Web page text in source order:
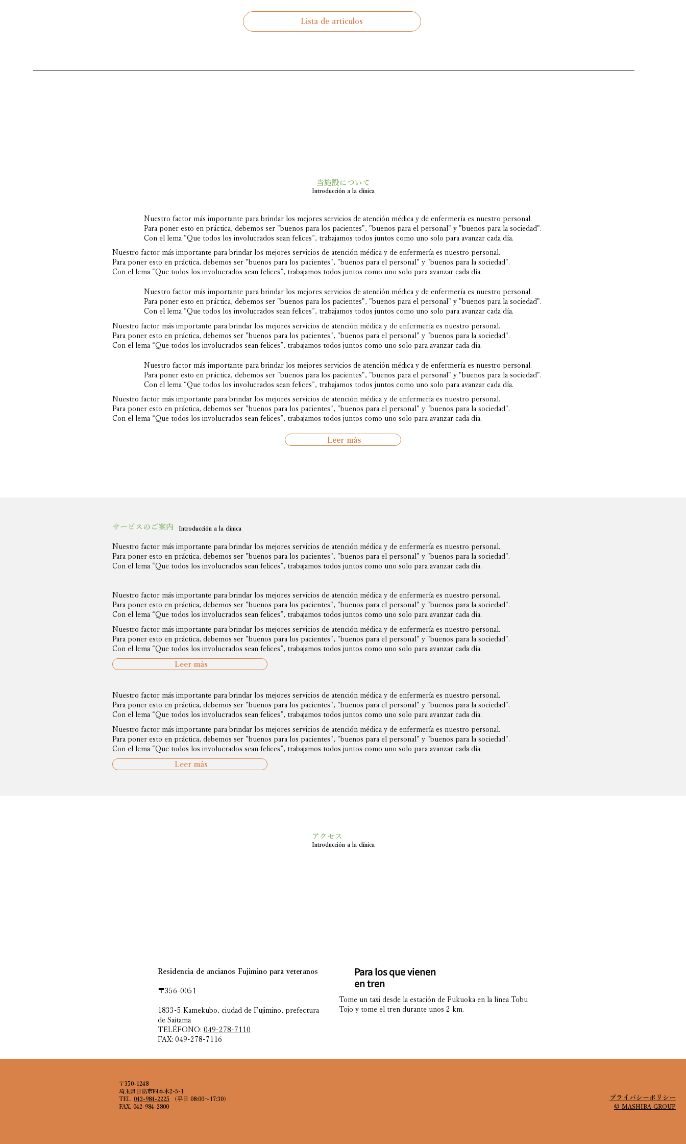
Lista de artículos
​当施設について
Introducción a la clínica
Nuestro factor más importante para brindar los mejores servicios de atención médica y de enfermería es nuestro personal.
Para poner esto en práctica, debemos ser "buenos para los pacientes", "buenos para el personal" y "buenos para la sociedad".
Con el lema “Que todos los involucrados sean felices”, trabajamos todos juntos como uno solo para avanzar cada día.
Nuestro factor más importante para brindar los mejores servicios de atención médica y de enfermería es nuestro personal.
Para poner esto en práctica, debemos ser "buenos para los pacientes", "buenos para el personal" y "buenos para la sociedad".
Con el lema “Que todos los involucrados sean felices”, trabajamos todos juntos como uno solo para avanzar cada día.
Nuestro factor más importante para brindar los mejores servicios de atención médica y de enfermería es nuestro personal.
Para poner esto en práctica, debemos ser "buenos para los pacientes", "buenos para el personal" y "buenos para la sociedad".
Con el lema “Que todos los involucrados sean felices”, trabajamos todos juntos como uno solo para avanzar cada día.
Nuestro factor más importante para brindar los mejores servicios de atención médica y de enfermería es nuestro personal.
Para poner esto en práctica, debemos ser "buenos para los pacientes", "buenos para el personal" y "buenos para la sociedad".
Con el lema “Que todos los involucrados sean felices”, trabajamos todos juntos como uno solo para avanzar cada día.
Nuestro factor más importante para brindar los mejores servicios de atención médica y de enfermería es nuestro personal.
Para poner esto en práctica, debemos ser "buenos para los pacientes", "buenos para el personal" y "buenos para la sociedad".
Con el lema “Que todos los involucrados sean felices”, trabajamos todos juntos como uno solo para avanzar cada día.
Nuestro factor más importante para brindar los mejores servicios de atención médica y de enfermería es nuestro personal.
Para poner esto en práctica, debemos ser "buenos para los pacientes", "buenos para el personal" y "buenos para la sociedad".
Con el lema “Que todos los involucrados sean felices”, trabajamos todos juntos como uno solo para avanzar cada día.
Leer más
サービスのご案内 Introducción a la clínica
Nuestro factor más importante para brindar los mejores servicios de atención médica y de enfermería es nuestro personal.
Para poner esto en práctica, debemos ser "buenos para los pacientes", "buenos para el personal" y "buenos para la sociedad".
Con el lema “Que todos los involucrados sean felices”, trabajamos todos juntos como uno solo para avanzar cada día.
Nuestro factor más importante para brindar los mejores servicios de atención médica y de enfermería es nuestro personal.
Para poner esto en práctica, debemos ser "buenos para los pacientes", "buenos para el personal" y "buenos para la sociedad".
Con el lema “Que todos los involucrados sean felices”, trabajamos todos juntos como uno solo para avanzar cada día.
Nuestro factor más importante para brindar los mejores servicios de atención médica y de enfermería es nuestro personal.
Para poner esto en práctica, debemos ser "buenos para los pacientes", "buenos para el personal" y "buenos para la sociedad".
Con el lema “Que todos los involucrados sean felices”, trabajamos todos juntos como uno solo para avanzar cada día.
Leer más
Nuestro factor más importante para brindar los mejores servicios de atención médica y de enfermería es nuestro personal.
Para poner esto en práctica, debemos ser "buenos para los pacientes", "buenos para el personal" y "buenos para la sociedad".
Con el lema “Que todos los involucrados sean felices”, trabajamos todos juntos como uno solo para avanzar cada día.
Nuestro factor más importante para brindar los mejores servicios de atención médica y de enfermería es nuestro personal.
Para poner esto en práctica, debemos ser "buenos para los pacientes", "buenos para el personal" y "buenos para la sociedad".
Con el lema “Que todos los involucrados sean felices”, trabajamos todos juntos como uno solo para avanzar cada día.
Leer más
アクセス
Introducción a la clínica
Residencia de ancianos Fujimino para veteranos
〒356-0051
1833-5 Kamekubo, ciudad de Fujimino, prefectura
de Saitama
TELÉFONO: 049-278-7110
FAX: 049-278-7116
Para los que vienen
en tren
Tome un taxi desde la estación de Fukuoka en la línea Tobu
Tojo y tome el tren durante unos 2 km.
〒350-1248
埼玉県日高市四本木2-5-1
TEL.042-984-2225
（平日 08:00～17:30）
FAX. 042-984-2800
プライバシーポリシー
© MASHIBA GROUP